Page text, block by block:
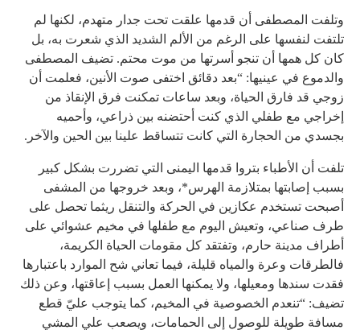
وتلفت المصطفى أن قدمها علقت تحت جدار متهدم، لكنها لم
تلتفت لنفسها على الرغم من الألم الشديد الذي شعرت به، بل
كان كل همها أن تنجو أسرتها من موت محتم. تضيف المصطفى
والدموع في عينيها: “بعد دقائق اختفى صوت الأنين، فعلمت أن
زوجي قد فارق الحياة، وبعد ساعات تمكنت فرق الإنقاذ من
إخراجي مع طفلي الذي كنت أحتضنه بين ذراعي، وأحميه
بجسدي من الحجارة التي كانت تتساقط علينا بين الحين والآخر.
تلفت أن الأطباء بتروا قدمها اليمنى التي تضررت بشكل كبير
بسبب إصابتها بمتلازمة الهرس*، وبعد خروجها من المشفى
أصبحت تستخدم عكازين في الحركة والتنقل ريثما تحصل على
طرف صناعي، وتعيش اليوم مع طفلها في مخيم عشوائي على
أطراف مدينة حارم، وتفتقد كل مقومات الحياة الكريمة،
فالطرقات وعرة والمياه قليلة، فيما تعاني شح الموارد باعتبارها
فقدت سندها ومعيلها، ولا يمكنها العمل بسبب إعاقتها، وعن ذلك
تضيف: “تنعدم الخصوصية في المخيم، كما يتوجب عليّ قطع
مسافة طويلة للوصول إلى الحمامات، ويصعب علي المشي